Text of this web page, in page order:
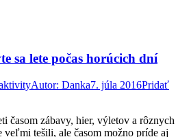
sa lete počas horúcich dní
Autor: Danka7. júla 2016Pridať
časom zábavy, hier, výletov a rôznych
veľmi tešili, ale časom možno príde aj